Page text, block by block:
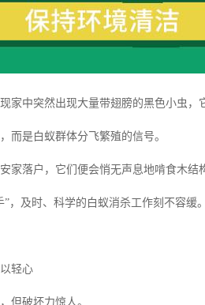
家中突然出现大量带翅膀的黑色小虫，
而是白蚁群体分飞繁殖的信号。
家落户，它们便会悄无声息地啃食木结
”，及时、科学的白蚁消杀工作刻不容缓。
轻心
但破坏力惊人。